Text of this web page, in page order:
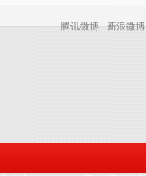
腾讯微博
新浪微博